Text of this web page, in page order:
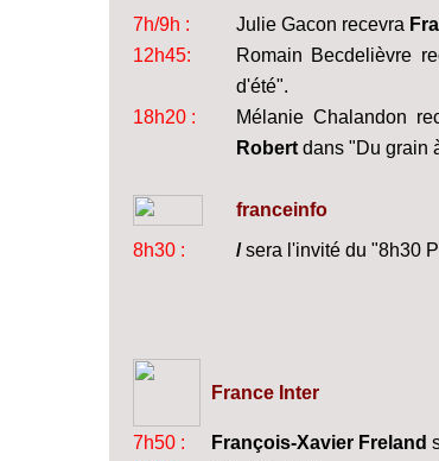
7h/9h : Julie Gacon recevra
12h45:
Romain Becdelièvre
d'été".
18h20 :
Mélanie Chalandon
Robert dans "Du grain
franceinfo
8h30 :
/ sera l'invité du "8h30
France Inter
7h50 : François-Xavier Freland